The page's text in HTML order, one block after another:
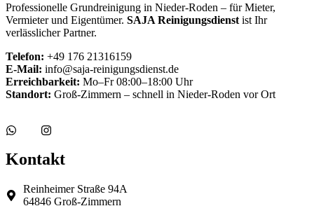
Professionelle Grundreinigung in Nieder-Roden – für Mieter,
Vermieter und Eigentümer. SAJA Reinigungsdienst ist Ihr
verlässlicher Partner.
Telefon: +49 176 21316159
E-Mail: info@saja-reinigungsdienst.de
Erreichbarkeit: Mo–Fr 08:00–18:00 Uhr
Standort: Groß-Zimmern – schnell in Nieder-Roden vor Ort
Kontakt
Reinheimer Straße 94A
64846 Groß-Zimmern